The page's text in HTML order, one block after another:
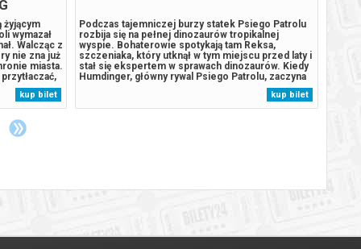
żyjącym
wymazał
Walcząc z
nie zna już
miasta.
przemianę,
nowy,
kup bilet
Podczas tajemniczej burzy statek Psiego Patrolu
rozbija się na pełnej dinozaurów tropikalnej
wyspie. Bohaterowie spotykają tam Reksa,
szczeniaka, który utknął w tym miejscu przed laty i
stał się ekspertem w sprawach dinozaurów. Kiedy
Humdinger, główny rywal Psiego Patrolu, zaczyna
lekkomyślnie eksploatować zasoby naturalne
wyspy, doprowadza do wybuchu ogromnego,
uśpionego od lat wulkanu. Psi Patrol...
kup bilet